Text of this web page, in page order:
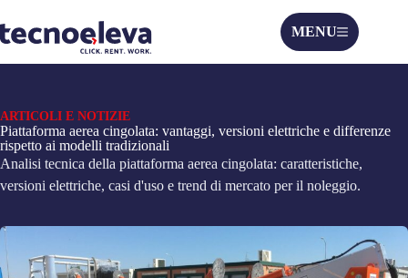
MENU
ARTICOLI E NOTIZIE
Piattaforma aerea cingolata: vantaggi, versioni elettriche e differenze
rispetto ai modelli tradizionali
Analisi tecnica della piattaforma aerea cingolata: caratteristiche,
versioni elettriche, casi d'uso e trend di mercato per il noleggio.